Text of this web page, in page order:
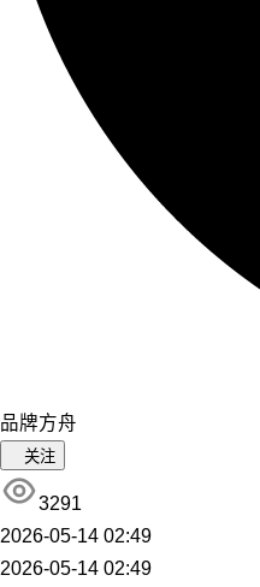
品牌方舟
关注
3291
2026-05-14 02:49
2026-05-14 02:49